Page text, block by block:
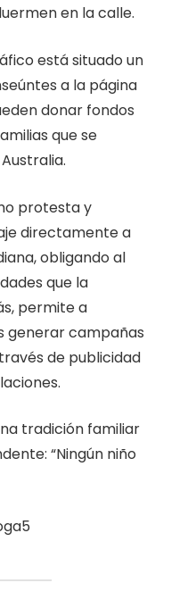
en la calle.
está situado un
a la página
donar fondos
que se
protesta y
directamente a
obligando al
que la
permite a
generar campañas
de publicidad
tradición familiar
“Ningún niño